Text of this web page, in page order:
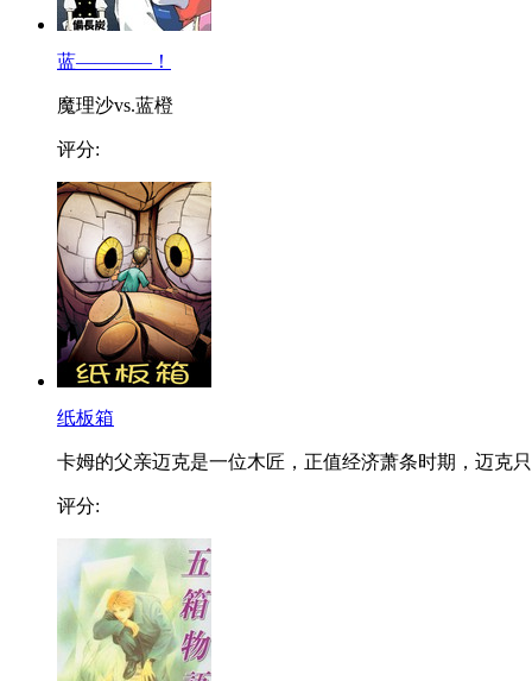
蓝————！
魔理沙vs.蓝橙
评分:
纸板箱
卡姆的父亲迈克是一位木匠，正值经济萧条时期，迈克
评分: